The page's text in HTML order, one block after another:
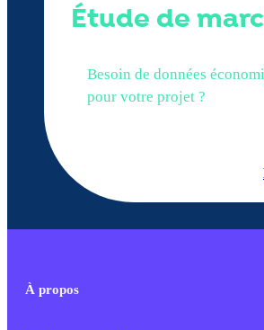
Étude de
Besoin de données
pour votre projet ?
À propos